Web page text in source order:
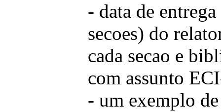
- data de
secoes) do
cada secao e
com assunto
- um exemplo de